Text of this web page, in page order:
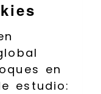
en
estudio: